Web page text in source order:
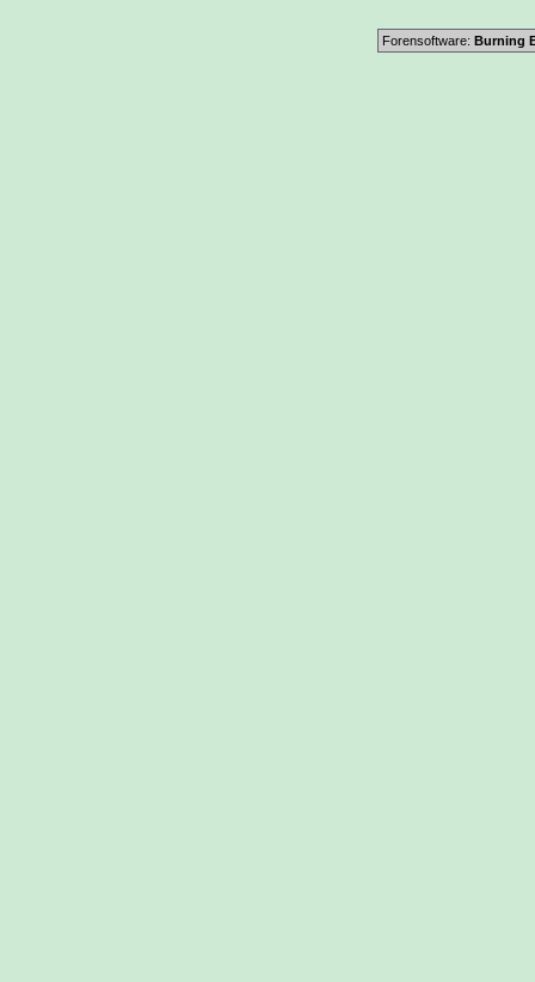
Forensoftware: Burning